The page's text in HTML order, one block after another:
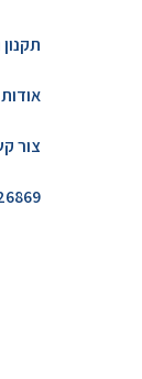
אודות
צור